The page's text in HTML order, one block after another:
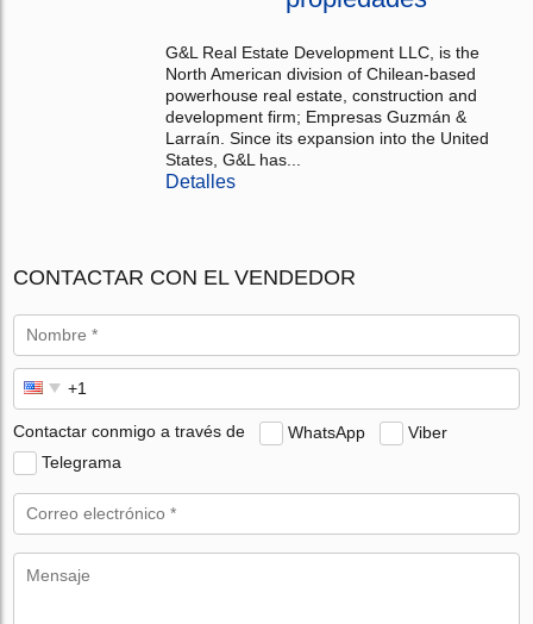
G&L Real Estate Development LLC, is the
North American division of Chilean-based
powerhouse real estate, construction and
development firm; Empresas Guzmán &
Larraín. Since its expansion into the United
States, G&L has...
Detalles
CONTACTAR CON EL VENDEDOR
Contactar conmigo a través de WhatsApp
Viber
Telegrama